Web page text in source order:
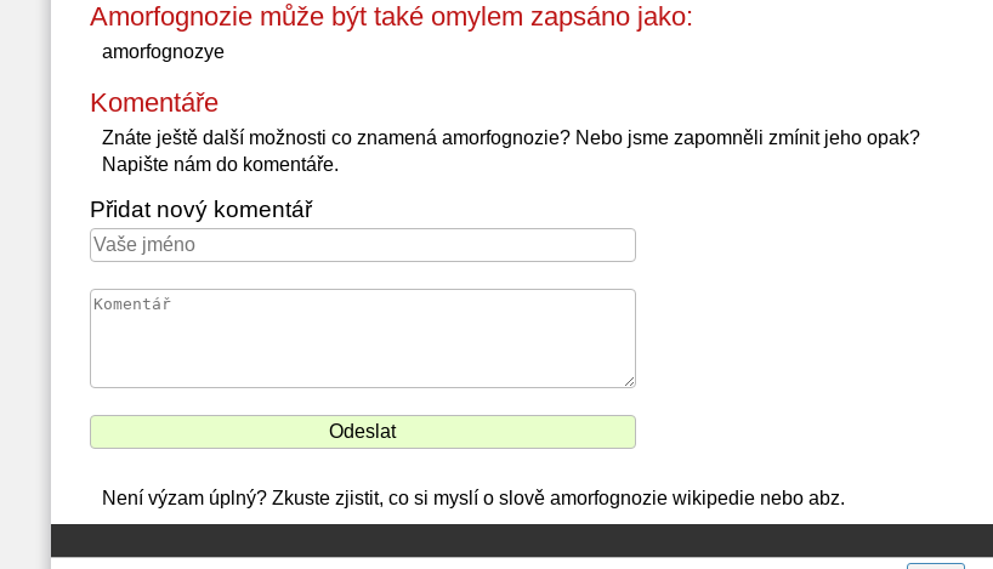
Amorfognozie může být také omylem zapsáno jako:
amorfognozye
Komentáře
Znáte ještě další možnosti co znamená amorfognozie? Nebo jsme zapomněli zmínit jeho opak?
Napište nám do komentáře.
Přidat nový komentář
Není výzam úplný? Zkuste zjistit, co si myslí o slově amorfognozie wikipedie nebo abz.